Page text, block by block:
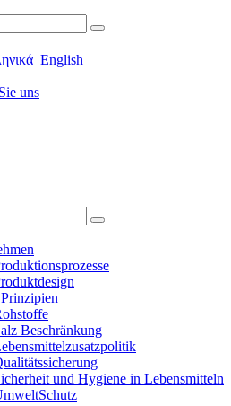
English
uns
Beschränkung
und Hygiene in Lebensmitteln